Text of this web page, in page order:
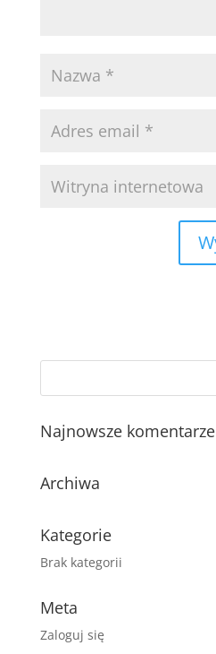
Najnowsze komentarze
Archiwa
Kategorie
Brak kategorii
Meta
Zaloguj się